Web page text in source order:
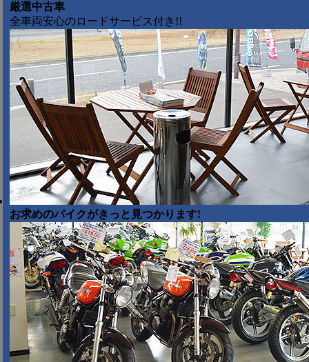
厳選中古車
全車両安心のロードサービス付き!!
お求めのバイクがきっと見つかります!